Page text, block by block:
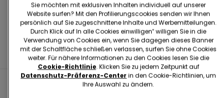
Nützliche Informationen
Sie möchten mit exklusiven Inhalten individuell auf unserer
Website surfen? Mit den Profilierungscookies senden wir Ihnen
persönlich auf Sie zugeschnittene Inhalte und Werbemitteilungen.
Durch Klick auf In alle Cookies einwilligen‟ willigen Sie in die
Verwendung von Cookies ein, wenn Sie dagegen dieses Banner
mit der Schaltfläche schließen verlassen, surfen Sie ohne Cookies
weiter. Für nähere Informationen zu den Cookies lesen Sie die
Cookie-Richtlinie. Klicken Sie zu jedem Zeitpunkt auf
Datenschutz-Präferenz-Center in den Cookie-Richtlinien, um
Ihre Auswahl zu ändern.